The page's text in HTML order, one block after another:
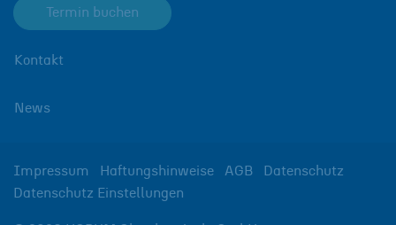
Termin buchen
Kontakt
News
Impressum Haftungshinweise AGB
Datenschutz
Datenschutz Einstellungen